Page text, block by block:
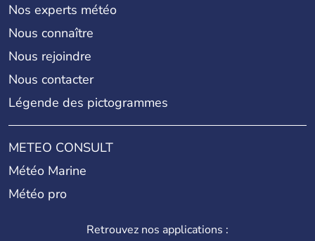
Nos experts météo
Nous connaître
Nous rejoindre
Nous contacter
Légende des pictogrammes
METEO CONSULT
Météo Marine
Météo pro
Retrouvez nos applications :